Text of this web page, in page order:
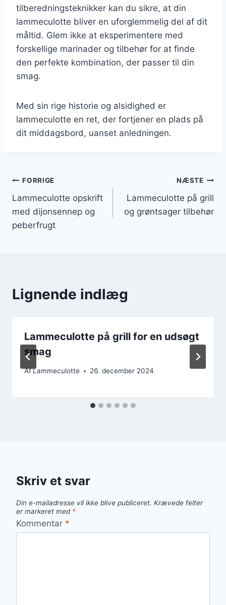
tilberedningsteknikker kan du sikre, at din
lammeculotte bliver en uforglemmelig del af dit
måltid. Glem ikke at eksperimentere med
forskellige marinader og tilbehør for at finde
den perfekte kombination, der passer til din
smag.
Med sin rige historie og alsidighed er
lammeculotte en ret, der fortjener en plads på
dit middagsbord, uanset anledningen.
Indlægsnavigation
FORRIGE
Lammeculotte opskrift
med dijonsennep og
peberfrugt
NÆSTE
Lammeculotte på grill
og grøntsager tilbehør
Lignende indlæg
Lammeculotte på grill for en udsøgt
smag
AfLammeculotte 26. december 2024
Skriv et svar
Din e-mailadresse vil ikke blive publiceret. Krævede felter
er markeret med *
Kommentar *